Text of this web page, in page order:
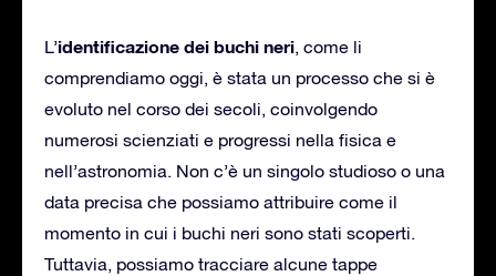
L’identificazione dei buchi neri, come li
comprendiamo oggi, è stata un processo che si è
evoluto nel corso dei secoli, coinvolgendo
numerosi scienziati e progressi nella fisica e
nell’astronomia. Non c’è un singolo studioso o una
data precisa che possiamo attribuire come il
momento in cui i buchi neri sono stati scoperti.
Tuttavia, possiamo tracciare alcune tappe